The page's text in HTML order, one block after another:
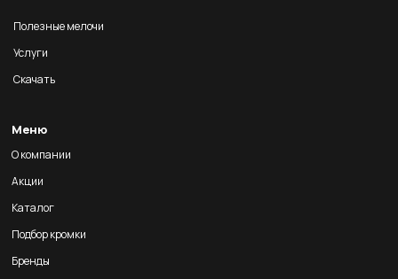
Полезные мелочи
Услуги
Скачать
Меню
О компании
Акции
Каталог
Подбор кромки
Бренды